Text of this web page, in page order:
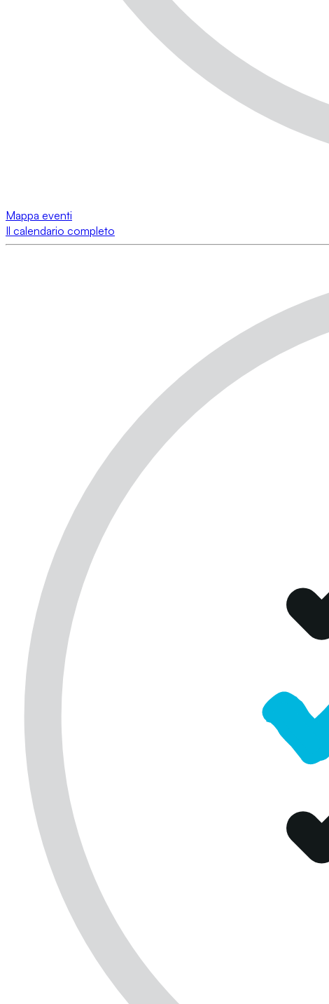
Mappa eventi
Il calendario completo